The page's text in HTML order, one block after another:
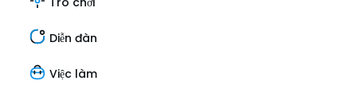
Diễn đàn
Việc làm